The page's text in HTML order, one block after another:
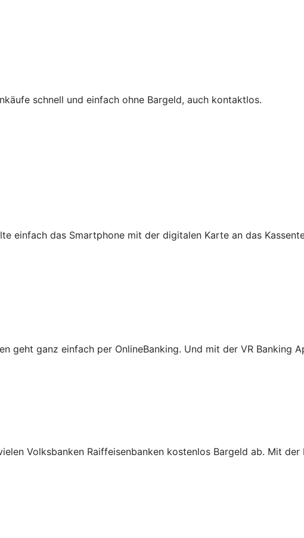
schnell und einfach ohne Bargeld, auch kontaktlos.
einfach das Smartphone mit der digitalen Karte an das
geht ganz einfach per OnlineBanking. Und mit der VR Banking
Volksbanken Raiffeisenbanken kostenlos Bargeld ab. Mit